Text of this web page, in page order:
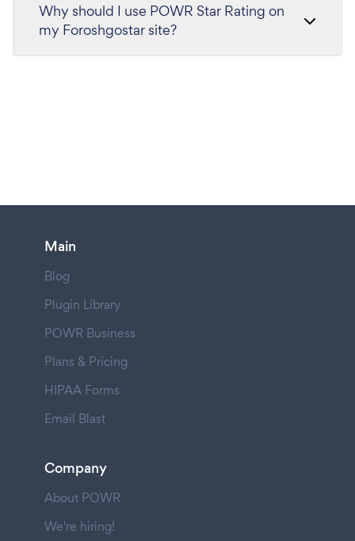
Why should I use POWR Star Rating on
my Foroshgostar site?
Main
Blog
Plugin Library
POWR Business
Plans & Pricing
HIPAA Forms
Email Blast
Company
About POWR
We're hiring!